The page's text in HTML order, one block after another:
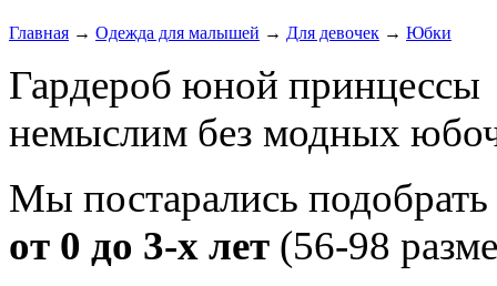
Главная → Одежда для малышей → Для девочек → Юбки
Гардероб юной принцессы
немыслим без модных
Мы постарались
от 0 до 3-х лет (56-98